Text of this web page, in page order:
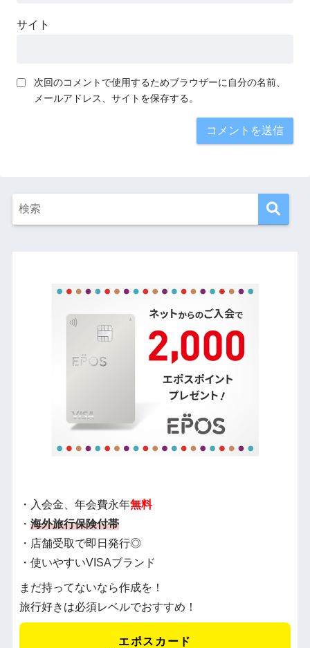
サイト
次回のコメントで使用するためブラウザーに自分の名前、
メールアドレス、サイトを保存する。
・入会金、年会費永年無料
・ 海外旅行保険付帯
・店舗受取で即日発行◎
・使いやすいVISAブランド
まだ持ってないなら作成を！
旅行好きは必須レベルでおすすめ！
エポスカード